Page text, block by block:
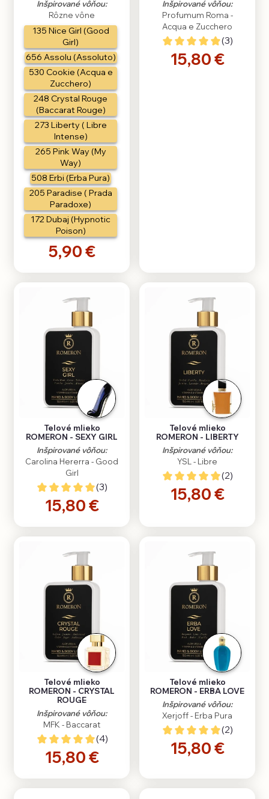
Inšpirované vôňou:
Rôzne vône
135 Nice Girl (Good
Girl)
656 Assolu (Assoluto)
530 Cookie (Acqua e
Zucchero)
248 Crystal Rouge
(Baccarat Rouge)
273 Liberty ( Libre
Intense)
265 Pink Way (My
Way)
508 Erbi (Erba Pura)
205 Paradise ( Prada
Paradoxe)
172 Dubaj (Hypnotic
Poison)
5,90 €
Inšpirované vôňou:
Profumum Roma -
Acqua e Zucchero
(3)
15,80 €
Telové mlieko
ROMERON - SEXY GIRL
Inšpirované vôňou:
Carolina Hererra - Good
Girl
(3)
15,80 €
Telové mlieko
ROMERON - LIBERTY
Inšpirované vôňou:
YSL - Libre
(2)
15,80 €
Telové mlieko
ROMERON - CRYSTAL
ROUGE
Inšpirované vôňou:
MFK - Baccarat
(4)
15,80 €
Telové mlieko
ROMERON - ERBA LOVE
Inšpirované vôňou:
Xerjoff - Erba Pura
(2)
15,80 €